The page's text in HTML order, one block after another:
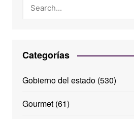
Categorías
Gobierno del estado(530)
Gourmet(61)